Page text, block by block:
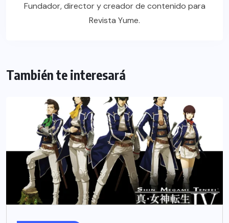
Fundador, director y creador de contenido para
Revista Yume.
También te interesará